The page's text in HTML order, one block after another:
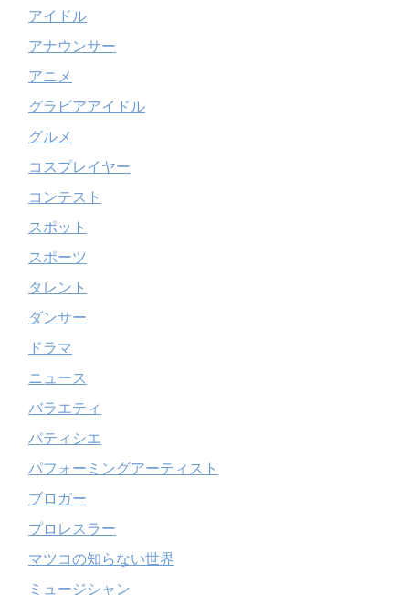
アイドル
アナウンサー
アニメ
グラビアアイドル
グルメ
コスプレイヤー
コンテスト
スポット
スポーツ
タレント
ダンサー
ドラマ
ニュース
バラエティ
パティシエ
パフォーミングアーティスト
ブロガー
プロレスラー
マツコの知らない世界
ミュージシャン